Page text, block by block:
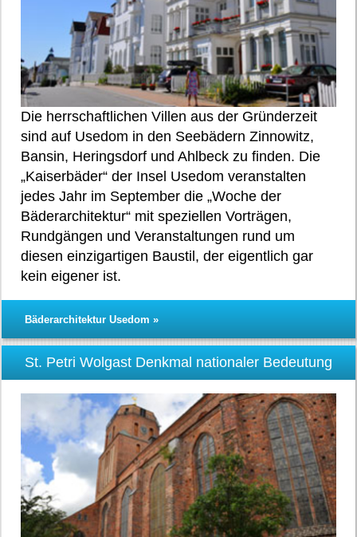
Die herrschaftlichen Villen aus der Gründerzeit
sind auf Usedom in den Seebädern Zinnowitz,
Bansin, Heringsdorf und Ahlbeck zu finden. Die
„Kaiserbäder“ der Insel Usedom veranstalten
jedes Jahr im September die „Woche der
Bäderarchitektur“ mit speziellen Vorträgen,
Rundgängen und Veranstaltungen rund um
diesen einzigartigen Baustil, der eigentlich gar
kein eigener ist.
Bäderarchitektur Usedom »
St. Petri Wolgast Denkmal nationaler Bedeutung